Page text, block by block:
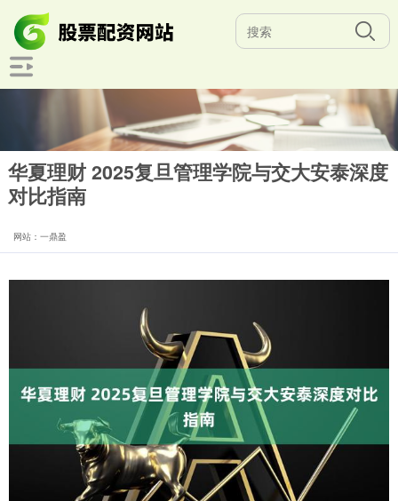
华夏理财 2025复旦管理学院与交大安泰深度
对比指南
网站：一鼎盈